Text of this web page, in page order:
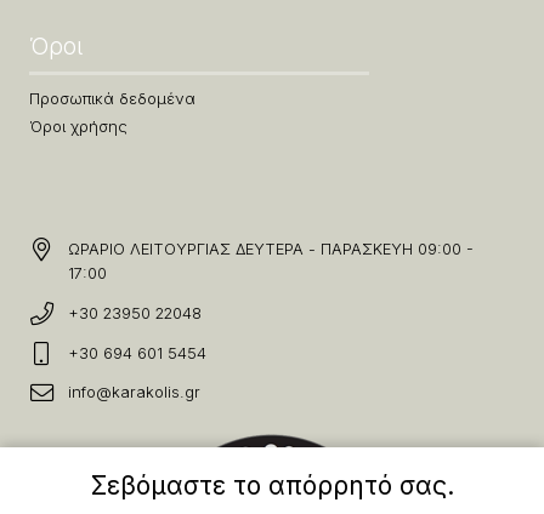
Όροι
Προσωπικά δεδομένα
Όροι χρήσης
ΩΡΑΡΙΟ ΛΕΙΤΟΥΡΓΙΑΣ ΔΕΥΤΕΡΑ - ΠΑΡΑΣΚΕΥΗ 09:00 -
17:00
+30 23950 22048
+30 694 601 5454
info@karakolis.gr
Σεβόμαστε το απόρρητό σας.